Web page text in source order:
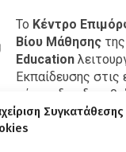
Συγκατάθεσης
Το Κέντρο
Βίου Μάθησης της
Education
Εκπαίδευσης στις
και έχει
Επαγγελματικής
Βίου Μάθησης με